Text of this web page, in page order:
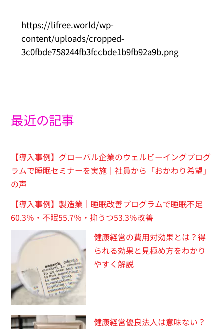
https://lifree.world/wp-
content/uploads/cropped-
3c0fbde758244fb3fccbde1b9fb92a9b.png
最近の記事
【導入事例】グローバル企業のウェルビーイングプログ
ラムで睡眠セミナーを実施｜社員から「おかわり希望」
の声
【導入事例】製造業｜睡眠改善プログラムで睡眠不足
60.3％・不眠55.7％・抑うつ53.3％改善
健康経営の費用対効果とは？得
られる効果と見極め方をわかり
やすく解説
健康経営優良法人は意味ない？